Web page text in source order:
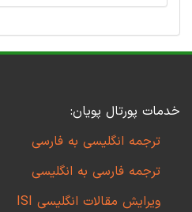
خدمات پورتال پویان:
ترجمه انگلیسی به فارسی
ترجمه فارسی به انگلیسی
ویرایش مقالات انگلیسی ISI